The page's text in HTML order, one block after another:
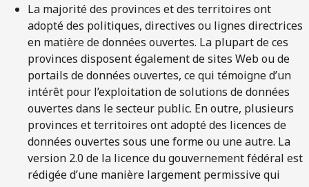
La majorité des provinces et des territoires ont
adopté des politiques, directives ou lignes directrices
en matière de données ouvertes. La plupart de ces
provinces disposent également de sites Web ou de
portails de données ouvertes, ce qui témoigne d’un
intérêt pour l’exploitation de solutions de données
ouvertes dans le secteur public. En outre, plusieurs
provinces et territoires ont adopté des licences de
données ouvertes sous une forme ou une autre. La
version 2.0 de la licence du gouvernement fédéral est
rédigée d’une manière largement permissive qui